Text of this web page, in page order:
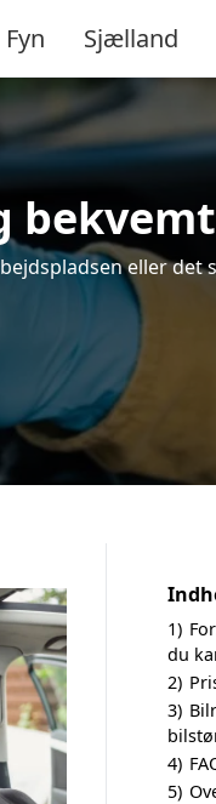
Fyn Sjælland
eller det
1)
du
2)
3)
4)
5)